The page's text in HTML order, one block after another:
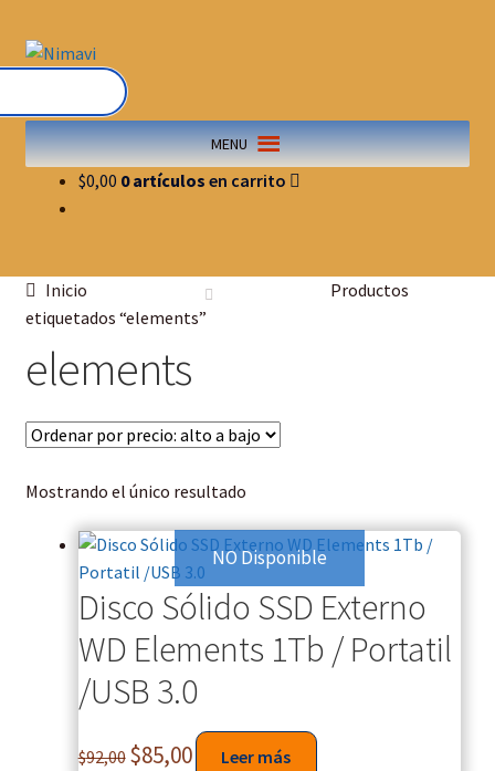
MENU
$0,00 0 artículos
Inicio
Productos
etiquetados “elements”
elements
Mostrando el único resultado
NO Disponible
Disco Sólido SSD Externo
WD Elements 1Tb / Portatil
/USB 3.0
$92,00 $85,00 Leer más